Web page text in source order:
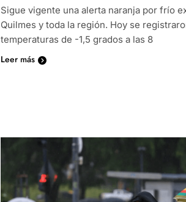
Sigue vigente una alerta naranja por frío
Quilmes y toda la región. Hoy se
temperaturas de -1,5 grados a las 8
Leer más